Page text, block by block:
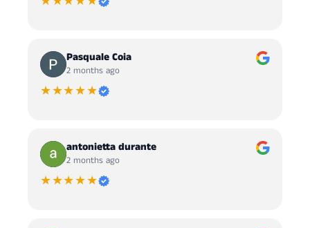
Pasquale Coia
2 months ago
★★★★★
antonietta durante
2 months ago
★★★★★